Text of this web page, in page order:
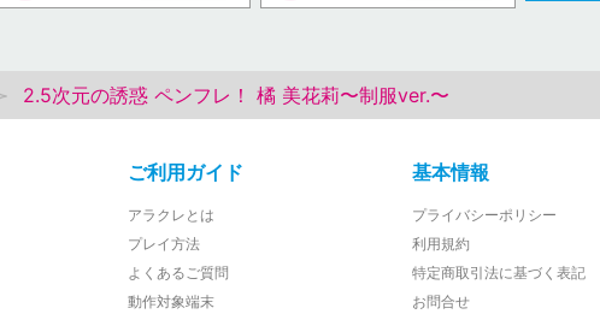
2.5次元の誘惑 ペンフレ！ 橘 美花莉〜制服ver.〜
ご利用ガイド
アラクレとは
プレイ方法
よくあるご質問
動作対象端末
基本情報
プライバシーポリシー
利用規約
特定商取引法に基づく表記
お問合せ